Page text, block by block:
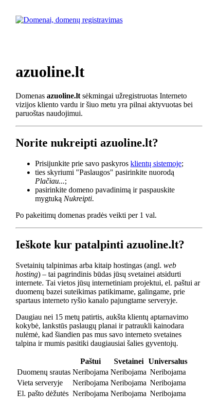
azuoline.lt
Domenas azuoline.lt sėkmingai užregistruotas Interneto
vizijos kliento vardu ir šiuo metu yra pilnai aktyvuotas bei
paruoštas naudojimui.
Norite nukreipti azuoline.lt?
Prisijunkite prie savo paskyros klientų sistemoje;
ties skyriumi "Paslaugos" pasirinkite nuorodą
Plačiau...;
pasirinkite domeno pavadinimą ir paspauskite
mygtuką Nukreipti.
Po pakeitimų domenas pradės veikti per 1 val.
Ieškote kur patalpinti azuoline.lt?
Svetainių talpinimas arba kitaip hostingas (angl. web
hosting) – tai pagrindinis būdas jūsų svetainei atsidurti
internete. Tai vietos jūsų internetiniam projektui, el. paštui ar
duomenų bazei suteikimas patikimame, galingame, prie
spartaus interneto ryšio kanalo pajungtame serveryje.
Daugiau nei 15 metų patirtis, aukšta klientų aptarnavimo
kokybė, lankstūs paslaugų planai ir patraukli kainodara
nulėmė, kad šiandien pas mus savo interneto svetaines
talpina ir mumis pasitiki daugiausiai šalies gyventojų.
Paštui Svetainei
Universalus
Duomenų srautas Neribojama Neribojama Neribojama
Vieta serveryje
Neribojama Neribojama Neribojama
El. pašto dėžutės Neribojama Neribojama Neribojama